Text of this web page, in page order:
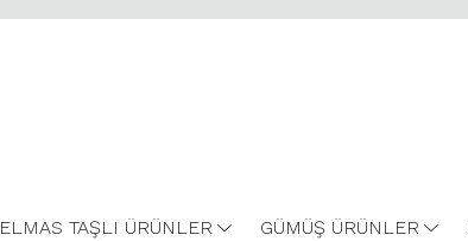
ELMAS TAŞLI ÜRÜNLER GÜMÜŞ ÜRÜNLER